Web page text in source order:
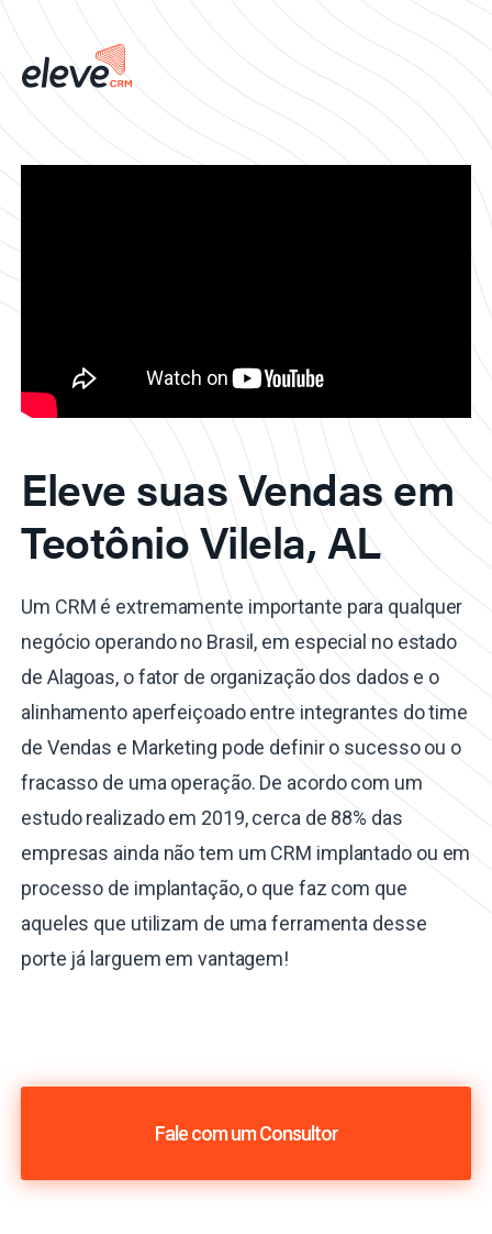
Eleve suas Vendas em
Teotônio Vilela, AL
Um CRM é extremamente importante para qualquer
negócio operando no Brasil, em especial no estado
de Alagoas, o fator de organização dos dados e o
alinhamento aperfeiçoado entre integrantes do time
de Vendas e Marketing pode definir o sucesso ou o
fracasso de uma operação. De acordo com um
estudo realizado em 2019, cerca de 88% das
empresas ainda não tem um CRM implantado ou em
processo de implantação, o que faz com que
aqueles que utilizam de uma ferramenta desse
porte já larguem em vantagem!
Fale com um Consultor